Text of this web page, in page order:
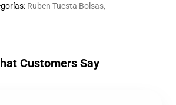
: Ruben Tuesta Bolsas,
Customers Say